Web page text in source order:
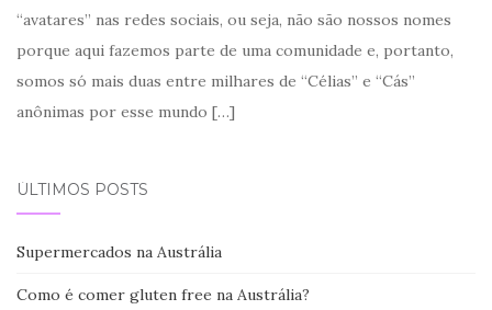
“avatares” nas redes sociais, ou seja, não são nossos nomes
porque aqui fazemos parte de uma comunidade e, portanto,
somos só mais duas entre milhares de “Célias” e “Cás”
anônimas por esse mundo […]
ÚLTIMOS POSTS
Supermercados na Austrália
Como é comer gluten free na Austrália?